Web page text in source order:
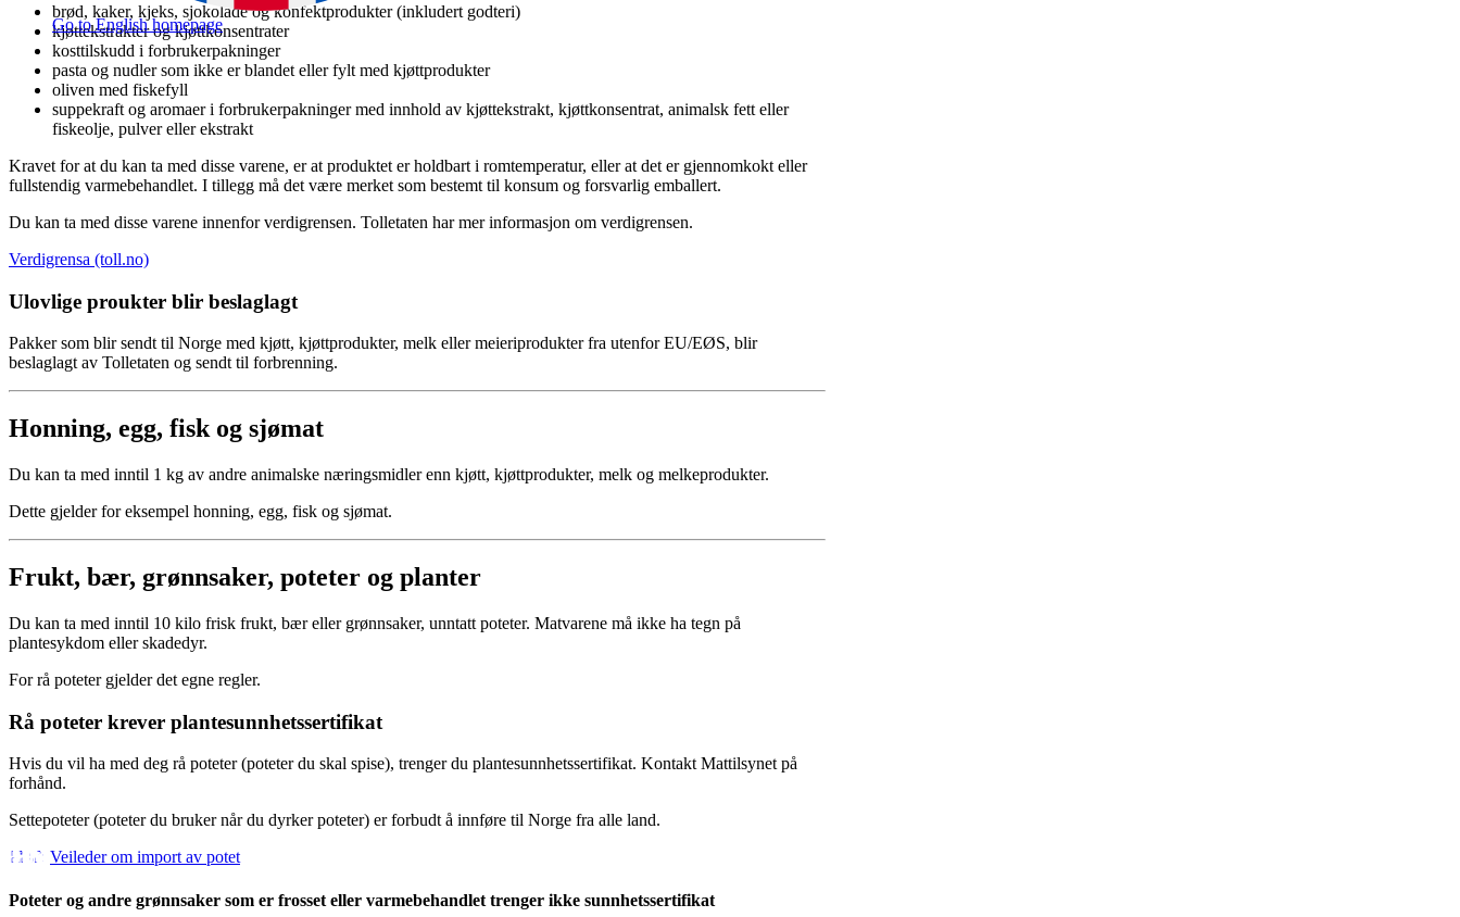
Go to English homepage
brød, kaker, kjeks, sjokolade og konfektprodukter (inkludert godteri)
kjøttekstrakter og kjøttkonsentrater
kosttilskudd i forbrukerpakninger
pasta og nudler som ikke er blandet eller fylt med kjøttprodukter
oliven med fiskefyll
suppekraft og aromaer i forbrukerpakninger med innhold av kjøttekstrakt, kjøttkonsentrat, animalsk fett eller
fiskeolje, pulver eller ekstrakt
Kravet for at du kan ta med disse varene, er at produktet er holdbart i romtemperatur, eller at det er gjennomkokt eller
fullstendig varmebehandlet. I tillegg må det være merket som bestemt til konsum og forsvarlig emballert.
Du kan ta med disse varene innenfor verdigrensen. Tolletaten har mer informasjon om verdigrensen.
Verdigrensa (toll.no)
Ulovlige proukter blir beslaglagt
Pakker som blir sendt til Norge med kjøtt, kjøttprodukter, melk eller meieriprodukter fra utenfor EU/EØS, blir
beslaglagt av Tolletaten og sendt til forbrenning.
Honning, egg, fisk og sjømat
Du kan ta med inntil 1 kg av andre animalske næringsmidler enn kjøtt, kjøttprodukter, melk og melkeprodukter.
Dette gjelder for eksempel honning, egg, fisk og sjømat.
Frukt, bær, grønnsaker, poteter og planter
Du kan ta med inntil 10 kilo frisk frukt, bær eller grønnsaker, unntatt poteter. Matvarene må ikke ha tegn på
plantesykdom eller skadedyr.
For rå poteter gjelder det egne regler.
Rå poteter krever plantesunnhetssertifikat
Hvis du vil ha med deg rå poteter (poteter du skal spise), trenger du plantesunnhetssertifikat. Kontakt Mattilsynet på
forhånd.
Settepoteter (poteter du bruker når du dyrker poteter) er forbudt å innføre til Norge fra alle land.
Veileder om import av potet
Poteter og andre grønnsaker som er frosset eller varmebehandlet trenger ikke sunnhetssertifikat